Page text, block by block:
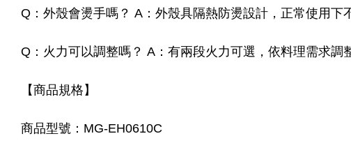
Q：外殼會燙手嗎？ A：外殼具隔熱防燙設計，正常使用下
Q：火力可以調整嗎？ A：有兩段火力可選，依料理需求調
【商品規格】
商品型號：MG-EH0610C